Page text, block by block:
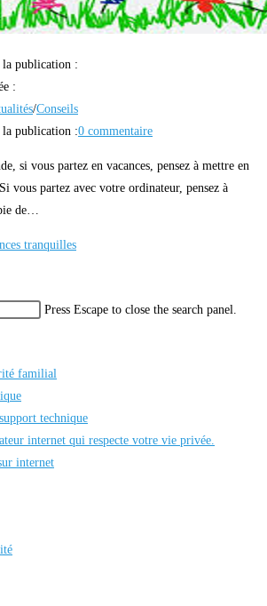
publication :
:
/Conseils
la publication :0 commentaire
si vous partez en vacances, pensez à mettre en
vous partez avec votre ordinateur, pensez à
de…
tranquilles
Press Escape to close the search panel.
familial
technique
internet qui respecte votre vie privée.
internet